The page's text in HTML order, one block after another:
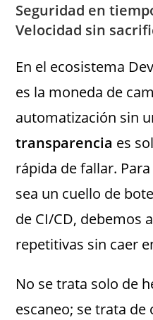
Seguridad en
Velocidad sin
En el ecosistema
es la moneda de
automatización sin
transparencia es
rápida de fallar.
sea un cuello de
de CI/CD, debemos
repetitivas sin caer
No se trata solo de
escaneo; se trata